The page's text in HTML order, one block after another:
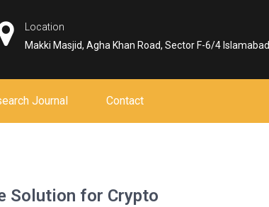
Location
Makki Masjid, Agha Khan Road, Sector F-6/4 Islamabad
Journal Contact
Solution for Crypto